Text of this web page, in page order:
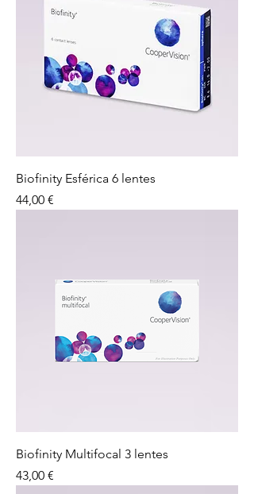
Biofinity Esférica 6 lentes
Preço
44,00 €
Biofinity Multifocal 3 lentes
Preço
43,00 €